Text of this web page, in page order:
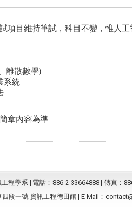
項目維持筆試，科目不變，惟人工
離散數學)
系統
章內容為準
程學系 | 電話：886-2-33664888 | 傳真：
段一號 資訊工程德田館 | E-Mail：